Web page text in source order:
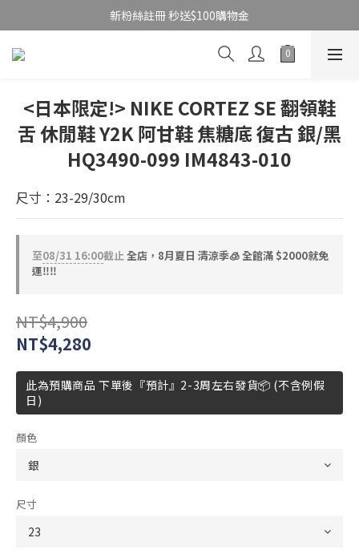
新粉絲註冊 秒送$100購物金
<日本限定!> NIKE CORTEZ SE 翻領鞋
舌 休閒鞋 Y2K 阿甘鞋 焦糖底 復古 銀/黑
HQ3490-099 IM4843-010
尺寸：23-29/30cm
至08/31 16:00截止全店，8月夏日 清涼季🧊 全館滿 $2000就免
運‼️‼️
NT$4,900
NT$4,280
此為預購商品 下單後『預計』2-3周左右發貨📦 (不含例假
日)
顏色
尺寸